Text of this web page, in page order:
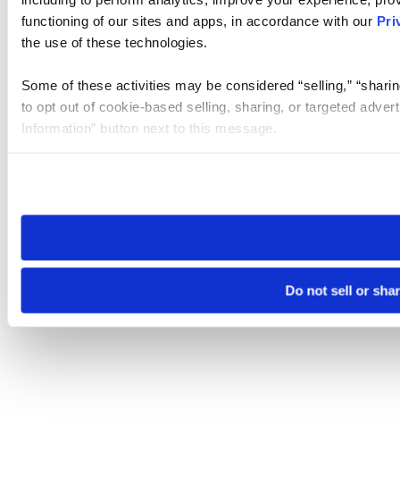
functioning of our sites and apps, in accordance with our
the use of these technologies.
Some of these activities may be considered “selling,”
to opt out of cookie-based selling, sharing, or targeted
Information” button next to this message.
need to be set again.
Do not sell or